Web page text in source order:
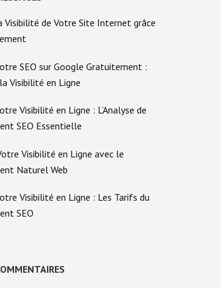
Visibilité de Votre Site Internet grâce
SEO sur Google Gratuitement :
Visibilité en Ligne
Visibilité en Ligne : L’Analyse de
SEO Essentielle
Visibilité en Ligne avec le
Naturel Web
Visibilité en Ligne : Les Tarifs du
SEO